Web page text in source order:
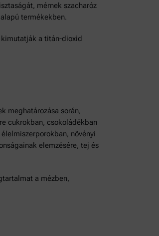
mérnek szacharóz
termékekben.
a titán-dioxid
meghatározása során,
cukrokban, csokoládékban
növényi
elemzésére, tej és
a mézben,